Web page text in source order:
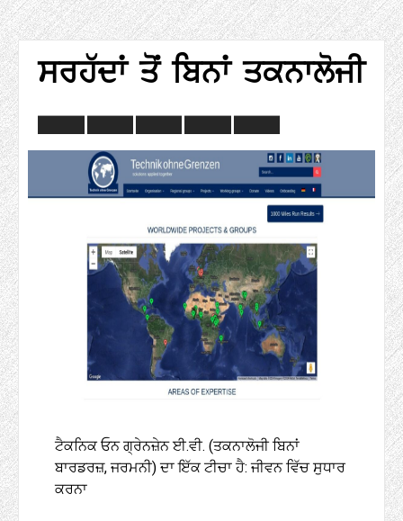
ਸਰਹੱਦਾਂ ਤੋਂ ਬਿਨਾਂ ਤਕਨਾਲੋਜੀ
ਟੈਕਨਿਕ ਓਨ ਗ੍ਰੇਨਜ਼ੇਨ ਈ.ਵੀ. (ਤਕਨਾਲੋਜੀ ਬਿਨਾਂ
ਬਾਰਡਰਜ਼, ਜਰਮਨੀ) ਦਾ ਇੱਕ ਟੀਚਾ ਹੈ: ਜੀਵਨ ਵਿੱਚ ਸੁਧਾਰ
ਕਰਨਾ